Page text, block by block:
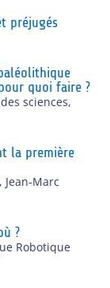
préjugés
quoi faire ?
sciences,
la première
, Jean-Marc
?
Robotique